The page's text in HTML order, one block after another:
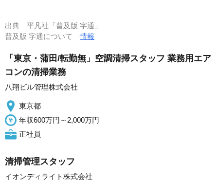
出典 平凡社「普及版 字通」
普及版 字通について情報
「東京・蒲田/転勤無」空調清掃スタッフ 業務用エア
コンの清掃業務
八翔ビル管理株式会社
東京都
年収600万円～2,000万円
正社員
清掃管理スタッフ
イオンディライト株式会社